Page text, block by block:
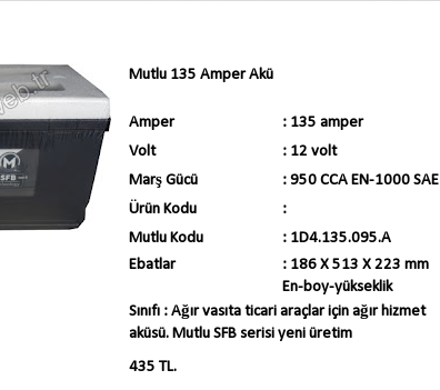
Mutlu 135 Amper Akü
Amper
: 135 amper
Volt
: 12 volt
Marş Gücü
: 950 CCA EN-1000 SAE
Ürün Kodu
:
Mutlu Kodu
: 1D4.135.095.A
Ebatlar
: 186 X 513 X 223 mm
En-boy-yükseklik
Sınıfı : Ağır vasıta ticari araçlar için ağır hizmet
aküsü. Mutlu SFB serisi yeni üretim
435 TL.